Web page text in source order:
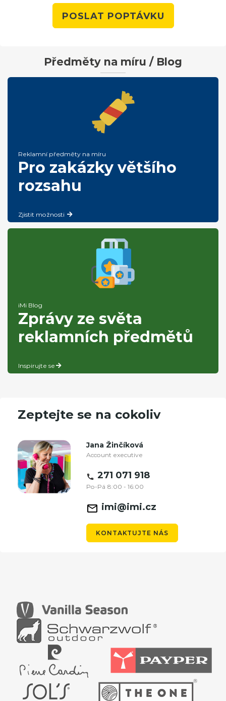
POSLAT POPTÁVKU
Předměty na míru / Blog
Reklamní předměty na míru
Pro zakázky většího
rozsahu
Zjistit možnosti
iMi Blog
Zprávy ze světa
reklamních předmětů
Inspirujte se
Zeptejte se na cokoliv
Jana Žinčíková
Account executive
271 071 918
Po-Pá 8:00 - 16:00
imi@imi.cz
KONTAKTUJTE NÁS